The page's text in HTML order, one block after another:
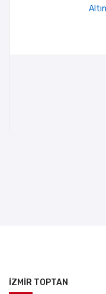
İZMİR TOPTAN